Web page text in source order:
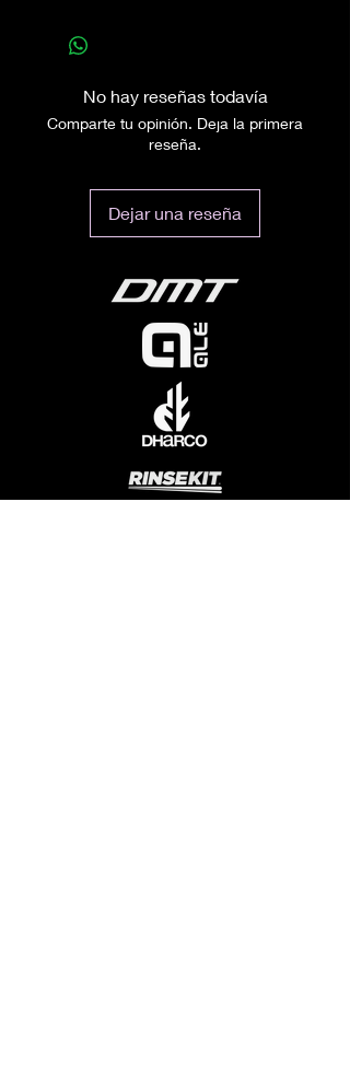
No hay reseñas todavía
Comparte tu opinión. Deja la primera
reseña.
Dejar una reseña